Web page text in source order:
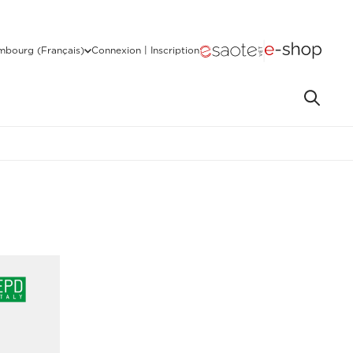
(Français) Connexion | Inscription